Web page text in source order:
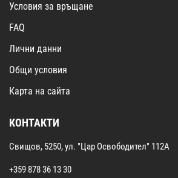
Условия за връщане
FAQ
Лични данни
Общи условия
Карта на сайта
КОНТАКТИ
Свищов, 5250, ул. "Цар Освободител" 112А
+359 878 36 13 30